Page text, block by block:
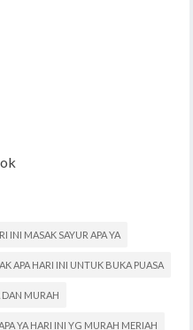
INI MASAK SAYUR APA YA
APA HARI INI UNTUK BUKA PUASA
DAN MURAH
YA HARI INI YG MURAH MERIAH